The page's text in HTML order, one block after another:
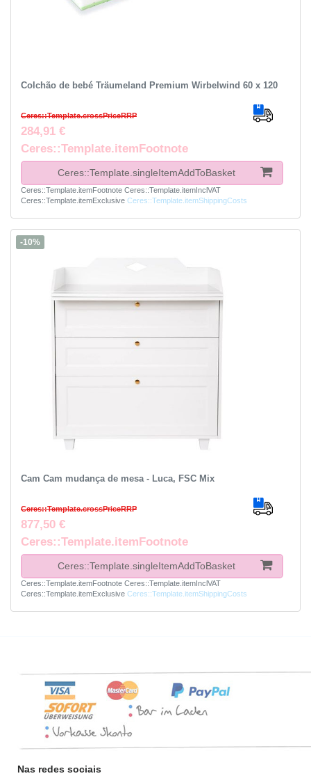
Colchão de bebé Träumeland Premium Wirbelwind 60 x 120
Ceres::Template.crossPriceRRP
284,91 €
Ceres::Template.itemFootnote
Ceres::Template.singleItemAddToBasket
Ceres::Template.itemFootnote Ceres::Template.itemInclVAT
Ceres::Template.itemExclusive Ceres::Template.itemShippingCosts
-10%
Cam Cam mudança de mesa - Luca, FSC Mix
Ceres::Template.crossPriceRRP
877,50 €
Ceres::Template.itemFootnote
Ceres::Template.singleItemAddToBasket
Ceres::Template.itemFootnote Ceres::Template.itemInclVAT
Ceres::Template.itemExclusive Ceres::Template.itemShippingCosts
Nas redes sociais